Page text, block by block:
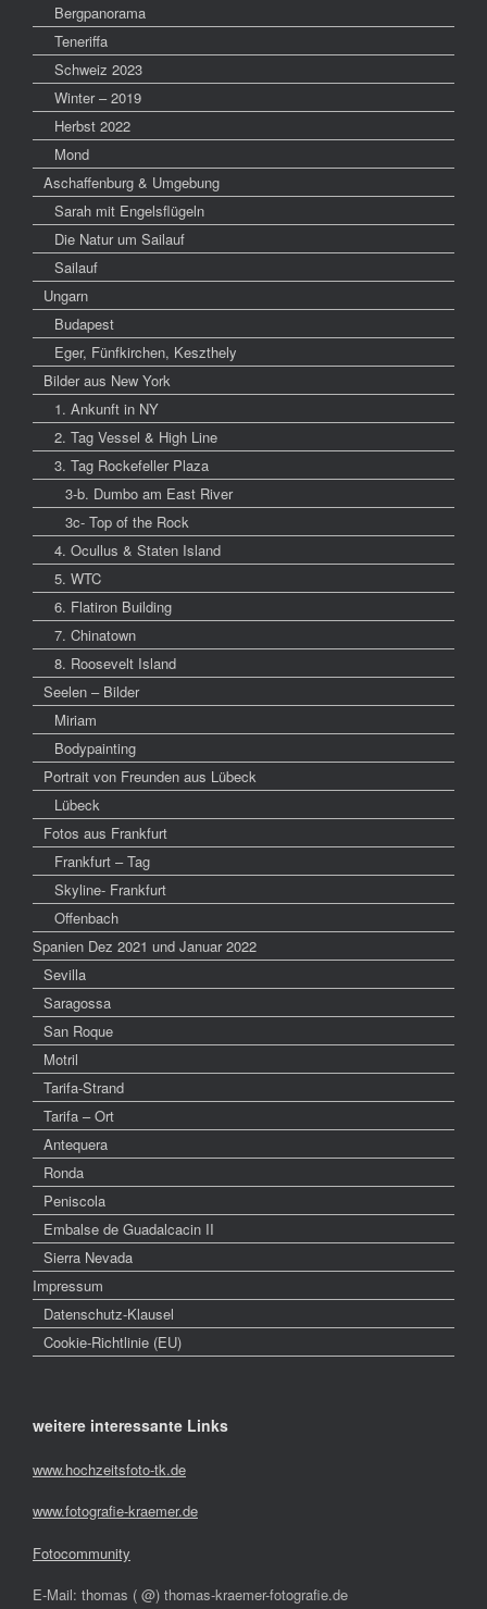
Bergpanorama
Teneriffa
Schweiz 2023
Winter – 2019
Herbst 2022
Mond
Aschaffenburg & Umgebung
Sarah mit Engelsflügeln
Die Natur um Sailauf
Sailauf
Ungarn
Budapest
Eger, Fünfkirchen, Keszthely
Bilder aus New York
1. Ankunft in NY
2. Tag Vessel & High Line
3. Tag Rockefeller Plaza
3-b. Dumbo am East River
3c- Top of the Rock
4. Ocullus & Staten Island
5. WTC
6. Flatiron Building
7. Chinatown
8. Roosevelt Island
Seelen – Bilder
Miriam
Bodypainting
Portrait von Freunden aus Lübeck
Lübeck
Fotos aus Frankfurt
Frankfurt – Tag
Skyline- Frankfurt
Offenbach
Spanien Dez 2021 und Januar 2022
Sevilla
Saragossa
San Roque
Motril
Tarifa-Strand
Tarifa – Ort
Antequera
Ronda
Peniscola
Embalse de Guadalcacin II
Sierra Nevada
Impressum
Datenschutz-Klausel
Cookie-Richtlinie (EU)
weitere interessante Links
www.hochzeitsfoto-tk.de
www.fotografie-kraemer.de
Fotocommunity
E-Mail: thomas ( @) thomas-kraemer-fotografie.de